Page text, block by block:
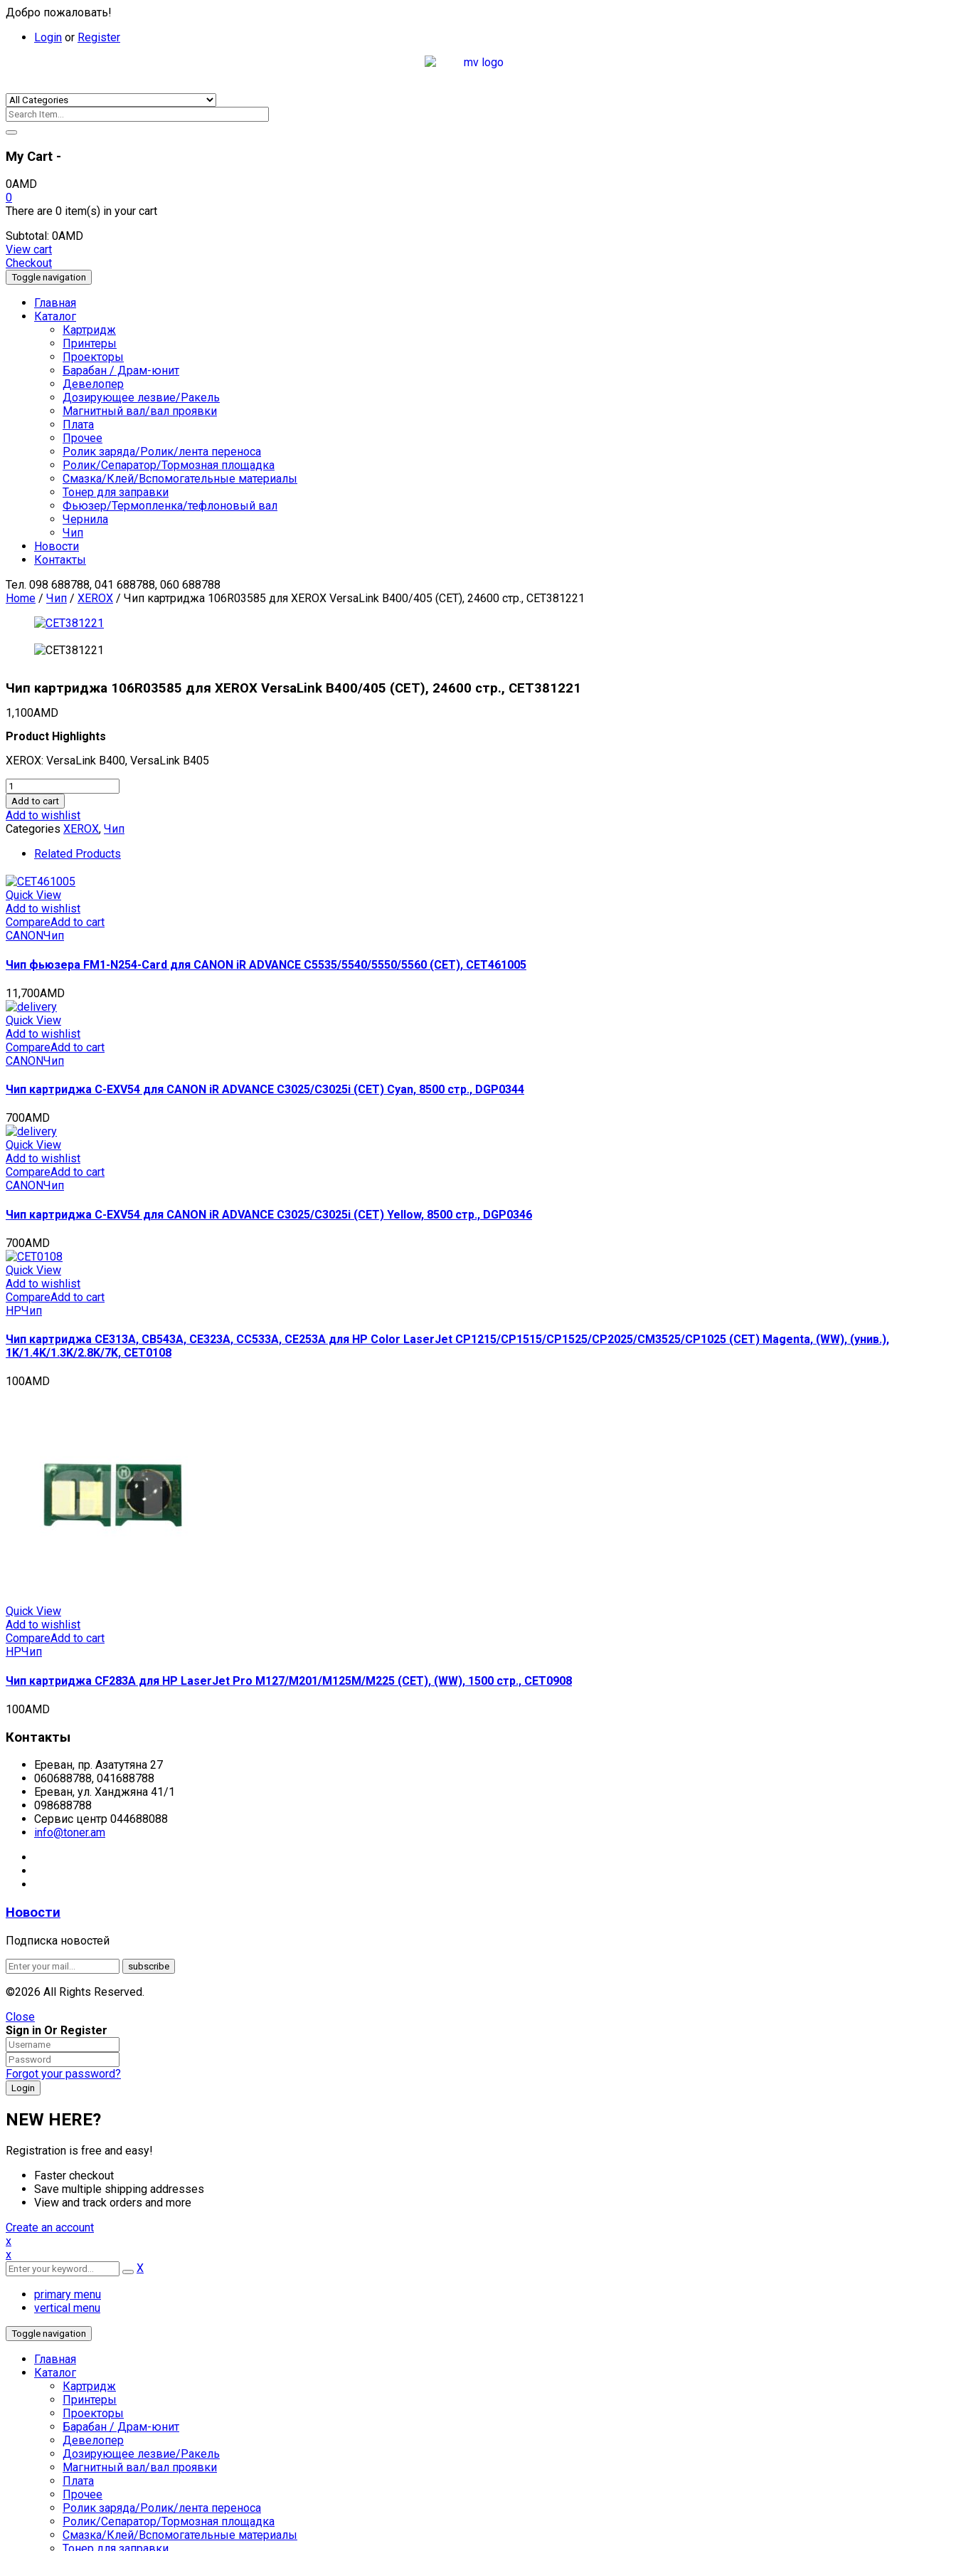
Добро пожаловать!
Login or Register
My Cart -
0AMD
0
There are 0 item(s) in your cart
Subtotal: 0AMD
View cart
Checkout
Toggle navigation
Главная
Каталог
Картридж
Принтеры
Проекторы
Барабан / Драм-юнит
Девелопер
Дозирующее лезвие/Ракель
Магнитный вал/вал проявки
Плата
Прочее
Ролик заряда/Ролик/лента переноса
Ролик/Сепаратор/Тормозная площадка
Смазка/Клей/Вспомогательные материалы
Тонер для заправки
Фьюзер/Термопленка/тефлоновый вал
Чернила
Чип
Новости
Контакты
Тел. 098 688788, 041 688788, 060 688788
Home / Чип / XEROX / Чип картриджа 106R03585 для XEROX VersaLink B400/405 (CET), 24600 стр., CET381221
Чип картриджа 106R03585 для XEROX VersaLink B400/405 (CET), 24600 стр., CET381221
1,100AMD
Product Highlights
XEROX: VersaLink B400, VersaLink B405
Чип
картриджа
106R03585
для
XEROX
VersaLink
(CET),
24600
стр.,
CET381221
quantity
Add to cart
Add to wishlist
Categories XEROX, Чип
Related Products
Quick View
Add to wishlist
CompareAdd to cart
CANONЧип
Чип фьюзера FM1-N254-Card для CANON iR ADVANCE C5535/5540/5550/5560 (CET), CET461005
11,700AMD
Quick View
Add to wishlist
CompareAdd to cart
CANONЧип
Чип картриджа C-EXV54 для CANON iR ADVANCE C3025/C3025i (CET) Cyan, 8500 стр., DGP0344
700AMD
Quick View
Add to wishlist
CompareAdd to cart
CANONЧип
Чип картриджа C-EXV54 для CANON iR ADVANCE C3025/C3025i (CET) Yellow, 8500 стр., DGP0346
700AMD
Quick View
Add to wishlist
CompareAdd to cart
HPЧип
Чип картриджа CE313A, CB543A, CE323A, CC533A, CE253A для HP Color LaserJet CP1215/CP1515/CP1525/CP2025/CM3525/CP1025 (CET) Magenta, (WW), (унив.),
1K/1.4K/1.3K/2.8K/7K, CET0108
100AMD
Quick View
Add to wishlist
CompareAdd to cart
HPЧип
Чип картриджа CF283A для HP LaserJet Pro M127/M201/M125M/M225 (CET), (WW), 1500 стр., CET0908
100AMD
Контакты
Ереван, пр. Азатутяна 27
060688788, 041688788
Ереван, ул. Ханджяна 41/1
098688788
Сервис центр 044688088
info@toner.am
Новости
Подписка новостей
©2026 All Rights Reserved.
Close
Sign in Or Register
Forgot your password?
NEW HERE?
Registration is free and easy!
Faster checkout
Save multiple shipping addresses
View and track orders and more
Create an account
x
x
X
primary menu
vertical menu
Toggle navigation
Главная
Каталог
Картридж
Принтеры
Проекторы
Барабан / Драм-юнит
Девелопер
Дозирующее лезвие/Ракель
Магнитный вал/вал проявки
Плата
Прочее
Ролик заряда/Ролик/лента переноса
Ролик/Сепаратор/Тормозная площадка
Смазка/Клей/Вспомогательные материалы
Тонер для заправки